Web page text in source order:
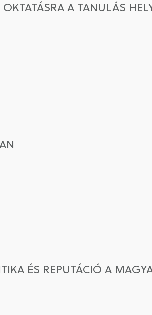
A TANULÁS
ÉS REPUTÁCIÓ A